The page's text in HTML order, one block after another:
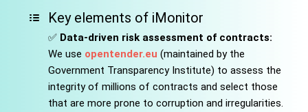
Key elements of iMonitor
✅ Data-driven risk assessment of contracts:
We use opentender.eu (maintained by the
Government Transparency Institute) to assess the
integrity of millions of contracts and select those
that are more prone to corruption and irregularities.